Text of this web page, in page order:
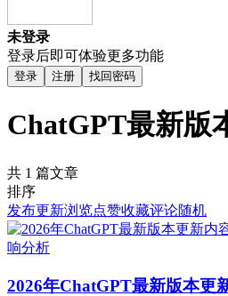
未登录
登录后即可体验更多功能
登录 注册 找回密码
ChatGPT最新版
共 1 篇文章
排序
发布更新浏览点赞收藏评论随机
2026年ChatGPT最新版本更